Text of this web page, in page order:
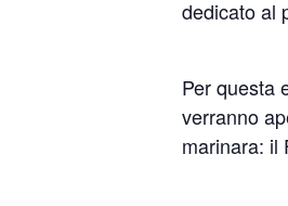
dedicato al
Per questa
verranno
marinara: il